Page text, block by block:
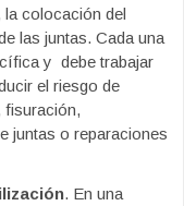
colocación del
las juntas. Cada una
y debe trabajar
el riesgo de
juntas o reparaciones
. En una